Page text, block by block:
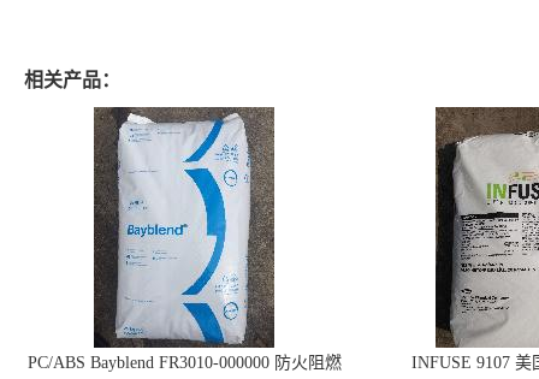
相关产品：
PC/ABS Bayblend FR3010-000000 防火阻燃
INFUSE 9107 美